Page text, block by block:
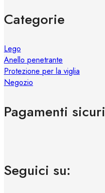
Categorie
Lego
Anello penetrante
Protezione per la viglia
Negozio
Pagamenti sicuri
Seguici su: